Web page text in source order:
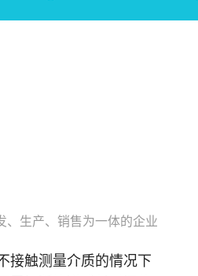
、生产、销售为一体的企业
接触测量介质的情况下